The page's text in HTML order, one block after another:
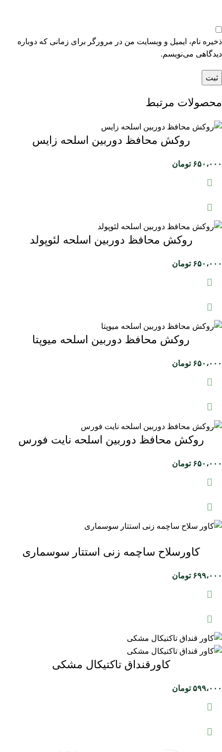
ذخیره نام، ایمیل و وبسایت من در مرورگر برای زمانی که دوباره
دیدگاهی می‌نویسم.
محصولات مرتبط
روکش محافظ دوربین اسلحه زایس
۶۵۰،۰۰۰ تومان
روکش محافظ دوربین اسلحه لئوپولد
۶۵۰،۰۰۰ تومان
روکش محافظ دوربین اسلحه میوپتا
۶۵۰،۰۰۰ تومان
روکش محافظ دوربین اسلحه نایت فورس
۶۵۰،۰۰۰ تومان
کاورسلاح ساچمه زنی استتار سوسماری
۶۹۹،۰۰۰ تومان
کاورقنداق تاکتیکال مشکی
۵۹۹،۰۰۰ تومان